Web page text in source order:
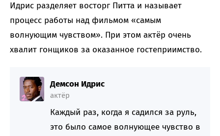
Идрис разделяет восторг Питта и называет
процесс работы над фильмом «самым
волнующим чувством». При этом актёр очень
хвалит гонщиков за оказанное гостеприимство.
Демсон Идрис
актёр
Каждый раз, когда я садился за руль,
это было самое волнующее чувство в